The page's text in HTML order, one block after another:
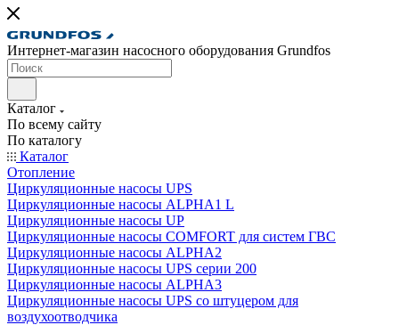
Интернет-магазин насосного оборудования Grundfos
Каталог
По всему сайту
По каталогу
Каталог
Отопление
Циркуляционные насосы UPS
Циркуляционные насосы ALPHA1 L
Циркуляционные насосы UP
Циркуляционные насосы COMFORT для систем ГВС
Циркуляционные насосы ALPHA2
Циркуляционные насосы UPS серии 200
Циркуляционные насосы ALPHA3
Циркуляционные насосы UPS со штуцером для
воздухоотводчика